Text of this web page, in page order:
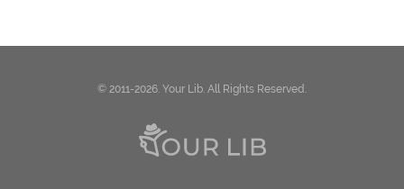
© 2011-2026. Your Lib. All Rights Reserved.